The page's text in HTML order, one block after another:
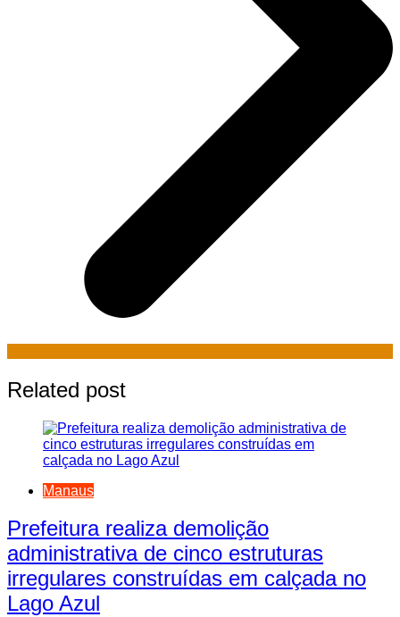
Related post
Manaus
Prefeitura realiza demolição
administrativa de cinco estruturas
irregulares construídas em calçada no
Lago Azul